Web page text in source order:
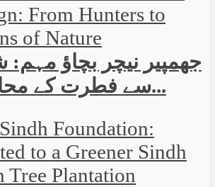
جھمپیر نیچر بچاؤ مہم:
سے فطرت کے محافظ بننے...